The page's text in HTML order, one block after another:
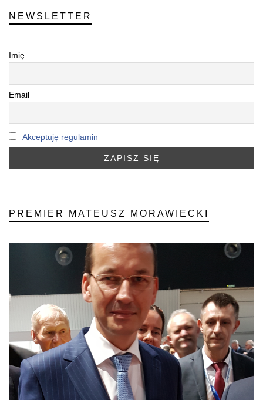
NEWSLETTER
Imię
Email
Akceptuję regulamin
PREMIER MATEUSZ MORAWIECKI